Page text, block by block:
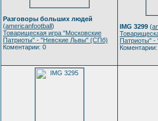
Разговоры больших людей
(americanfootball)
Товарищеская игра "Московские
Патриоты" - "Невские Львы" (СПб)
Коментарии: 0
IMG 3299 (
Патриоты"